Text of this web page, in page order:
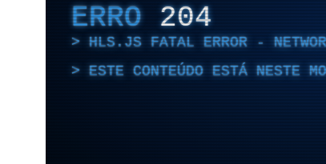
ERRO 204
HLS.JS FATAL ERROR -
ESTE CONTEÚDO ESTÁ NESTE